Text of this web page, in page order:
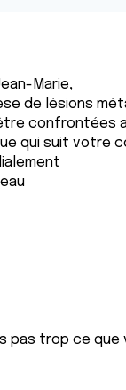
Marie,
de lésions
confrontées
qui suit votre
pas trop ce que